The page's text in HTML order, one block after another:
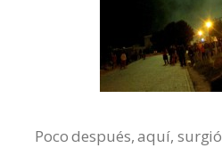
Poco después, aquí,